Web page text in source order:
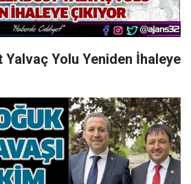
Yolu Yeniden İhaleye